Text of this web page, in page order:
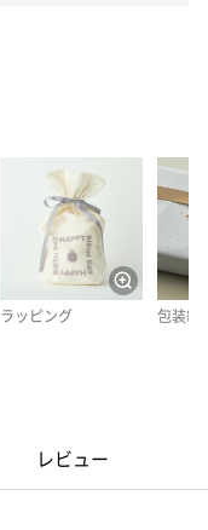
ラッピング 包装紙
レビュー